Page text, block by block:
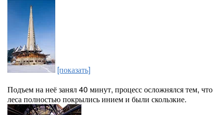
[показать]
Подъем на неё занял 40 минут, процесс осложнялся тем, что
леса полностью покрылись инием и были скользкие.